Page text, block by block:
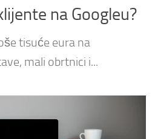
na Googleu?
tisuće eura na
mali obrtnici i...